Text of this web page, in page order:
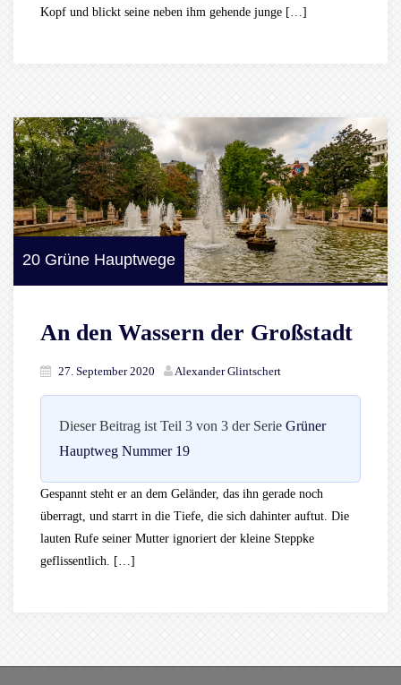
Kopf und blickt seine neben ihm gehende junge […]
20 Grüne Hauptwege
An den Wassern der Großstadt
27. September 2020 Alexander Glintschert
Dieser Beitrag ist Teil 3 von 3 der Serie Grüner
Hauptweg Nummer 19
Gespannt steht er an dem Geländer, das ihn gerade noch
überragt, und starrt in die Tiefe, die sich dahinter auftut. Die
lauten Rufe seiner Mutter ignoriert der kleine Steppke
geflissentlich. […]